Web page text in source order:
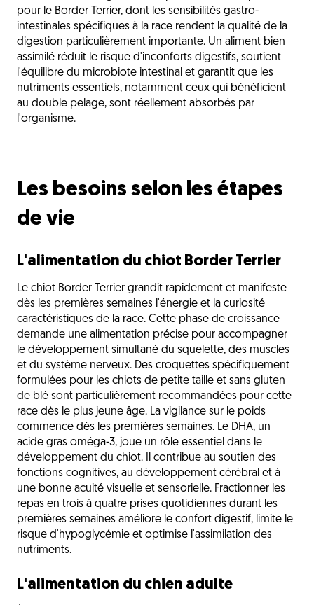
pour le Border Terrier, dont les sensibilités gastro-
intestinales spécifiques à la race rendent la qualité de la
digestion particulièrement importante. Un aliment bien
assimilé réduit le risque d'inconforts digestifs, soutient
l'équilibre du microbiote intestinal et garantit que les
nutriments essentiels, notamment ceux qui bénéficient
au double pelage, sont réellement absorbés par
l'organisme.
Les besoins selon les étapes
de vie
L'alimentation du chiot Border Terrier
Le chiot Border Terrier grandit rapidement et manifeste
dès les premières semaines l'énergie et la curiosité
caractéristiques de la race. Cette phase de croissance
demande une alimentation précise pour accompagner
le développement simultané du squelette, des muscles
et du système nerveux. Des croquettes spécifiquement
formulées pour les chiots de petite taille et sans gluten
de blé sont particulièrement recommandées pour cette
race dès le plus jeune âge. La vigilance sur le poids
commence dès les premières semaines. Le DHA, un
acide gras oméga-3, joue un rôle essentiel dans le
développement du chiot. Il contribue au soutien des
fonctions cognitives, au développement cérébral et à
une bonne acuité visuelle et sensorielle. Fractionner les
repas en trois à quatre prises quotidiennes durant les
premières semaines améliore le confort digestif, limite le
risque d'hypoglycémie et optimise l'assimilation des
nutriments.
L'alimentation du chien adulte